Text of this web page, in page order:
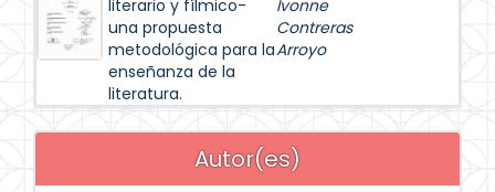
literario y fílmico-
una propuesta
metodológica para la
enseñanza de la
literatura.
Ivonne
Contreras
Arroyo
Autor(es)